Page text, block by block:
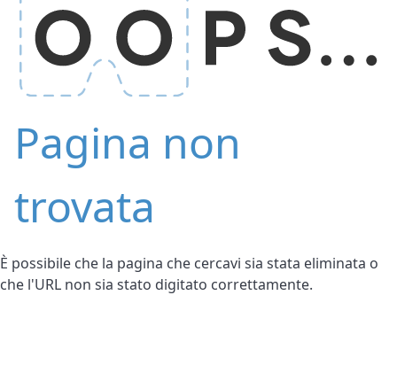
Pagina non
trovata
È possibile che la pagina che cercavi sia stata eliminata o
che l'URL non sia stato digitato correttamente.